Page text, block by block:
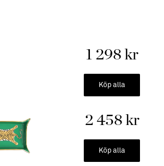
Adlers engagemang för enastående
1 298 kr
Köp alla
2 458 kr
Köp alla